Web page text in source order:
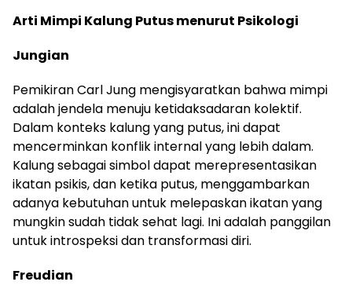
Arti Mimpi Kalung Putus menurut Psikologi
Jungian
Pemikiran Carl Jung mengisyaratkan bahwa mimpi
adalah jendela menuju ketidaksadaran kolektif.
Dalam konteks kalung yang putus, ini dapat
mencerminkan konflik internal yang lebih dalam.
Kalung sebagai simbol dapat merepresentasikan
ikatan psikis, dan ketika putus, menggambarkan
adanya kebutuhan untuk melepaskan ikatan yang
mungkin sudah tidak sehat lagi. Ini adalah panggilan
untuk introspeksi dan transformasi diri.
Freudian